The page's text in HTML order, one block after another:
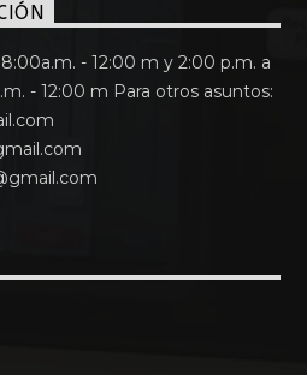
- 12:00 m y 2:00 p.m. a
- 12:00 m Para otros asuntos: